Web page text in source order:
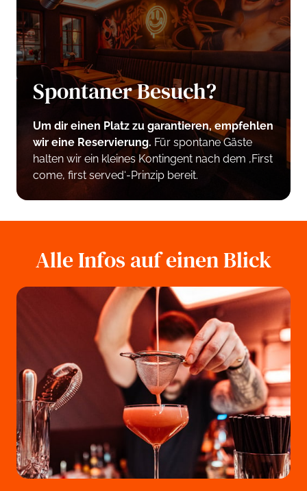
Spontaner Besuch?
Um dir einen Platz zu garantieren,
empfehlen
wir eine Reservierung. Für spontane Gäste
halten wir ein kleines Kontingent nach dem ‚First
come, first served‘-Prinzip bereit.
Alle Infos auf einen Blick